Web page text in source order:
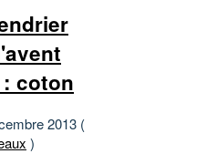
: coton
2013 (
)